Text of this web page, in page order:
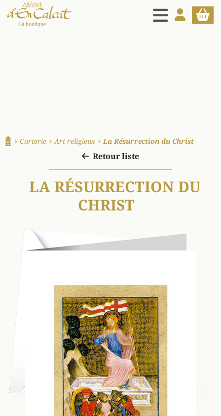
MENU
MON PANIER
Carterie Art religieux La Résurrection du Christ
Retour liste
LA RÉSURRECTION DU
CHRIST